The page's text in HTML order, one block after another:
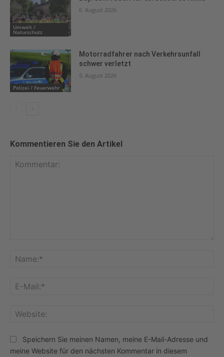
Umwelt /
Naturschutz
6. August 2026
Polizei / Feuerwehr
Motorradfahrer nach Verkehrsunfall
schwer verletzt
5. August 2026
Kommentieren Sie den Artikel
Speichern Sie meinen Namen, meine E-Mail-Adresse und
meine Website für den nächsten Kommentar in diesem